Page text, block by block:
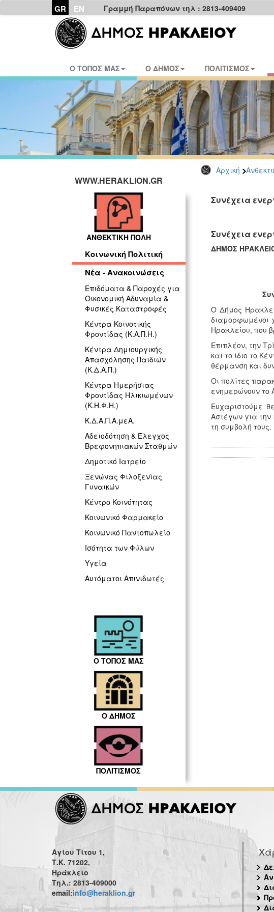
GR EN Γραμμή Παραπόνων τηλ : 2813-409409
Ο ΤΟΠΟΣ ΜΑΣ Ο ΔΗΜΟΣ ΠΟΛΙΤΙΣΜΟΣ
Αρχική
WWW.HERAKLION.GR
ΑΝΘΕΚΤΙΚΗ ΠΟΛΗ
Κοινωνική Πολιτική
Νέα - Ανακοινώσεις
Επιδόματα & Παροχές για
Οικονομική Αδυναμία &
Φυσικές Καταστροφές
Κέντρα Κοινοτικής
Φροντίδας (Κ.Α.Π.Η.)
Κέντρα Δημιουργικής
Απασχόλησης Παιδιών
(Κ.Δ.Α.Π.)
Κέντρα Ημερήσιας
Φροντίδας Ηλικιωμένων
(Κ.Η.Φ.Η.)
Κ.Δ.Α.Π.Α.μεΑ.
Αδειοδότηση & Έλεγχος
Βρεφονηπιακών Σταθμών
Δημοτικό Ιατρείο
Ξενώνας Φιλοξενίας
Γυναικών
Κέντρο Κοινότητας
Κοινωνικό Φαρμακείο
Κοινωνικό Παντοπωλείο
Ισότητα των Φύλων
Υγεία
Αυτόματοι Απινιδωτές
Ο ΤΟΠΟΣ ΜΑΣ
Ο ΔΗΜΟΣ
ΠΟΛΙΤΙΣΜΟΣ
Συνέχεια
Συνέχεια
ΔΗΜΟΣ
Ο Δήμος
διαμορφωμένοι
Ηρακλείου, που
Επιπλέον, την
και το ίδιο το
θέρμανση και
Οι πολίτες
ενημερώνουν το
Ευχαριστούμε
Αστέγων για την
τη συμβολή τους.
Αγίου Τίτου 1,
Τ.Κ. 71202,
Ηράκλειο
Τηλ.: 2813-409000
email:info@heraklion.gr